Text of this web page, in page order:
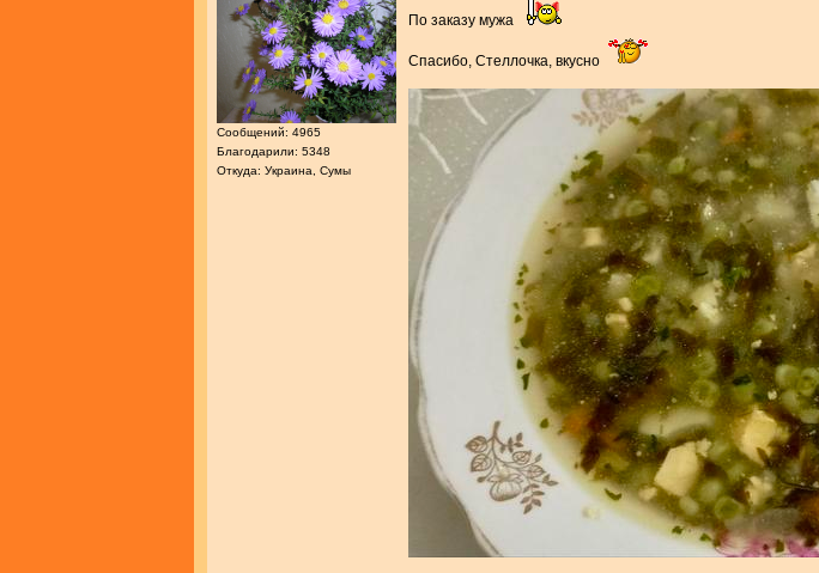
Сообщений: 4965
Благодарили: 5348
Откуда: Украина, Сумы
По заказу мужа
Спасибо, Стеллочка, вкусно